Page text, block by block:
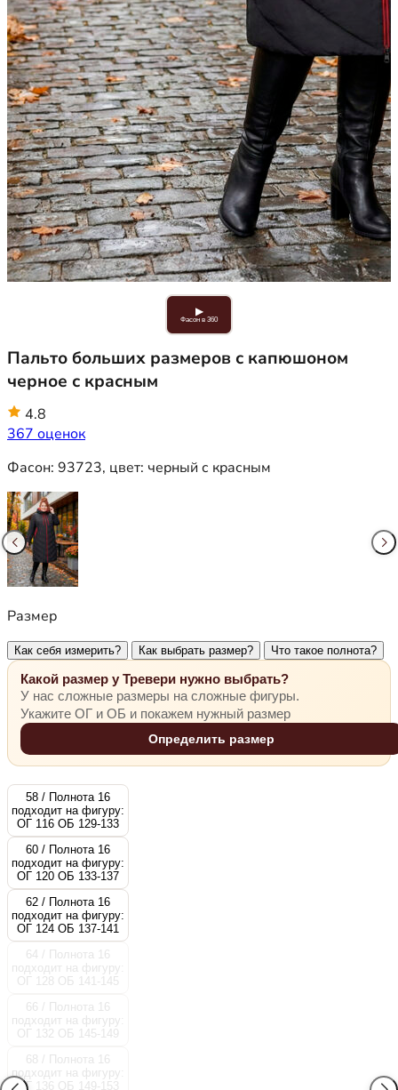
▶
Фасон в 360
Пальто больших размеров с капюшоном
черное с красным
4.8
367 оценок
Фасон: 93723, цвет: черный с красным
Размер
Как себя измерить? Как выбрать размер? Что такое полнота?
Какой размер у Тревери нужно выбрать?
У нас сложные размеры на сложные фигуры.
Укажите ОГ и ОБ и покажем нужный размер
Определить размер
58 / Полнота 16
подходит на фигуру:
ОГ 116 ОБ 129-133
60 / Полнота 16
подходит на фигуру:
ОГ 120 ОБ 133-137
62 / Полнота 16
подходит на фигуру:
ОГ 124 ОБ 137-141
64 / Полнота 16
подходит на фигуру:
ОГ 128 ОБ 141-145
66 / Полнота 16
подходит на фигуру:
ОГ 132 ОБ 145-149
68 / Полнота 16
подходит на фигуру:
ОГ 136 ОБ 149-153